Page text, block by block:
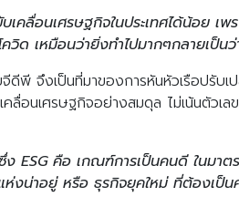
ลื่อนเศรษฐกิจในประเทศได้น้อย เพ
ด เหมือนว่ายิ่งทำไปมากๆกลายเป็น
พี จึงเป็นที่มาของการหันหัวเรือปรับ
อนเศรษฐกิจอย่างสมดุล ไม่เน้นตัวเ
ESG คือ เกณฑ์การเป็นคนดี ในมา
งน่าอยู่ หรือ ธุรกิจยุคใหม่ ที่ต้องเป็